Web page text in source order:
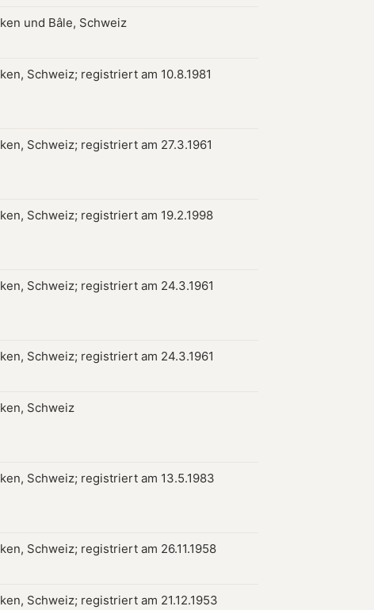
und Bâle, Schweiz
Schweiz; registriert am 10.8.1981
Schweiz; registriert am 27.3.1961
Schweiz; registriert am 19.2.1998
Schweiz; registriert am 24.3.1961
Schweiz; registriert am 24.3.1961
Schweiz
Schweiz; registriert am 13.5.1983
Schweiz; registriert am 26.11.1958
Schweiz; registriert am 21.12.1953